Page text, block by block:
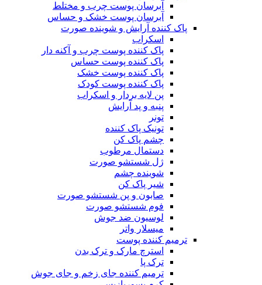
آبرسان پوست چرب و مختلط
آبرسان پوست خشک و حساس
پاک کننده آرایش و شوینده صورت
اسکراب
پاک کننده پوست چرب و آکنه دار
پاک کننده پوست حساس
پاک کننده پوست خشک
پاک کننده پوست کودک
پن لایه بردار و اسکراب
پنبه و پد آرایش
تونر
تونیک پاک کننده
چشم پاک کن
دستمال مرطوب
ژل شستشو صورت
شوینده چشم
شیر پاک کن
صابون و پن شستشو صورت
فوم شستشو صورت
لوسیون ضد جوش
میسلار واتر
ترمیم کننده پوست
استرچ مارک و ترک بدن
ترک پا
ترمیم کننده جای زخم و جای جوش